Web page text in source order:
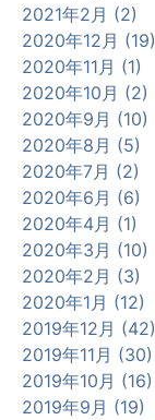
2021年2月 (2)
2020年12月 (19)
2020年11月 (1)
2020年10月 (2)
2020年9月 (10)
2020年8月 (5)
2020年7月 (2)
2020年6月 (6)
2020年4月 (1)
2020年3月 (10)
2020年2月 (3)
2020年1月 (12)
2019年12月 (42)
2019年11月 (30)
2019年10月 (16)
2019年9月 (19)